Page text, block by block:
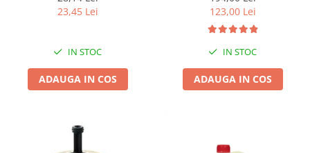
23,45 Lei
IN STOC
ADAUGA IN COS
123,00 Lei
IN STOC
ADAUGA IN COS